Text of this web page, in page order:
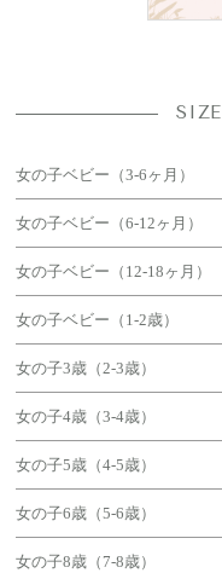
SIZE
女の子ベビー（3-6ヶ月）
女の子ベビー（6-12ヶ月）
女の子ベビー（12-18ヶ月）
女の子ベビー（1-2歳）
女の子3歳（2-3歳）
女の子4歳（3-4歳）
女の子5歳（4-5歳）
女の子6歳（5-6歳）
女の子8歳（7-8歳）